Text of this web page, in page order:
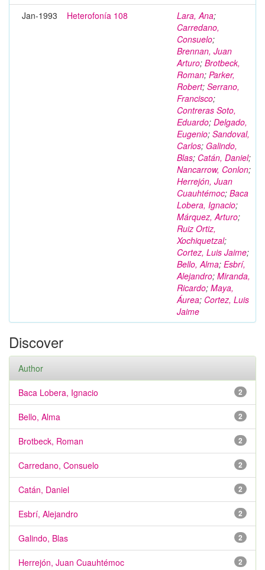
Jan-1993 Heterofonía 108 Lara, Ana;
Carredano,
Consuelo;
Brennan, Juan
Arturo; Brotbeck,
Roman; Parker,
Robert; Serrano,
Francisco;
Contreras Soto,
Eduardo; Delgado,
Eugenio; Sandoval,
Carlos; Galindo,
Blas; Catán, Daniel;
Nancarrow, Conlon;
Herrejón, Juan
Cuauhtémoc; Baca
Lobera, Ignacio;
Márquez, Arturo;
Ruiz Ortiz,
Xochiquetzal;
Cortez, Luis Jaime;
Bello, Alma; Esbrí,
Alejandro; Miranda,
Ricardo; Maya,
Áurea; Cortez, Luis
Jaime
Discover
Author
2
Baca Lobera, Ignacio
2
Bello, Alma
2
Brotbeck, Roman
2
Carredano, Consuelo
2
Catán, Daniel
2
Esbrí, Alejandro
2
Galindo, Blas
2
Herrejón, Juan Cuauhtémoc